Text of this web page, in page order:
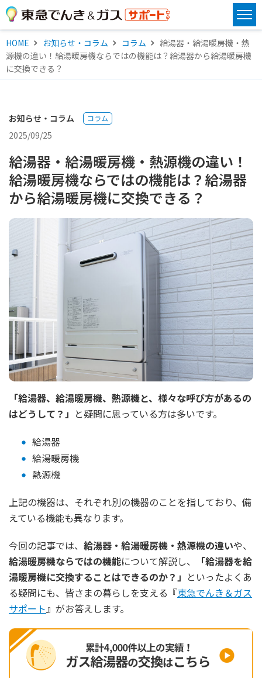
HOME お知らせ・コラム コラム
給湯器・給湯暖房機・熱
源機の違い！給湯暖房機ならではの機能は？給湯器から給湯暖房機
に交換できる？
お知らせ・コラム コラム
2025/09/25
給湯器・給湯暖房機・熱源機の違い！
給湯暖房機ならではの機能は？給湯器
から給湯暖房機に交換できる？
「給湯器、給湯暖房機、熱源機と、様々な呼び方があるの
はどうして？」 と疑問に思っている方は多いです。
給湯器
給湯暖房機
熱源機
上記の機器は、それぞれ別の機器のことを指しており、備
えている機能も異なります。
今回の記事では、 給湯器・給湯暖房機・熱源機の違いや、
給湯暖房機ならではの機能について解説し、
「給湯器を給
湯暖房機に交換することはできるのか？」 といったよくあ
る疑問にも、皆さまの暮らしを支える『東急でんき＆ガス
サポート 』がお答えします。